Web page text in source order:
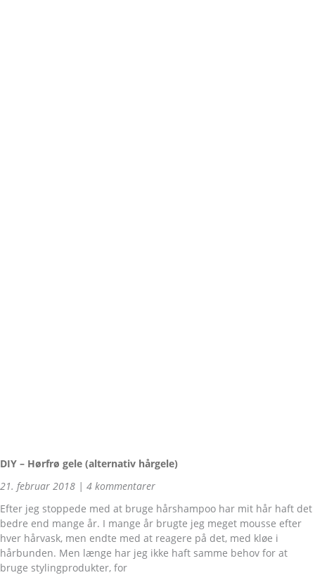
DIY – Hørfrø gele (alternativ hårgele)
21. februar 2018
4 kommentarer
Efter jeg stoppede med at bruge hårshampoo har mit hår haft det
bedre end mange år. I mange år brugte jeg meget mousse efter
hver hårvask, men endte med at reagere på det, med kløe i
hårbunden. Men længe har jeg ikke haft samme behov for at
bruge stylingprodukter, for